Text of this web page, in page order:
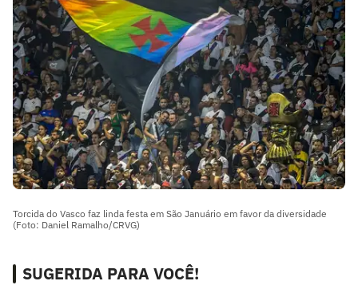
Torcida do Vasco faz linda festa em São Januário em favor da diversidade
(Foto: Daniel Ramalho/CRVG)
SUGERIDA PARA VOCÊ!